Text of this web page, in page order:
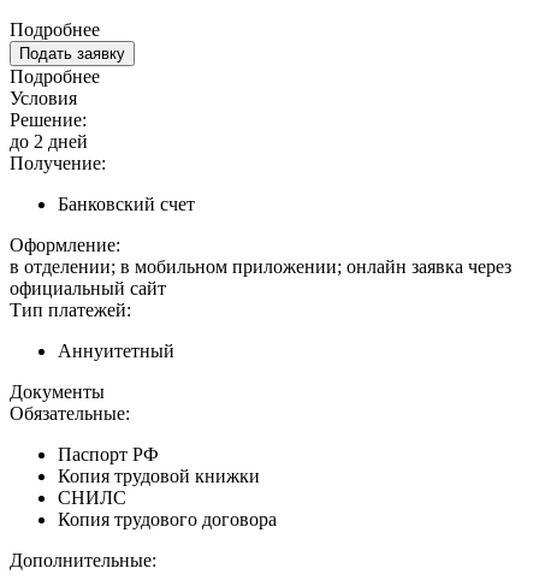
Подробнее
Подать заявку
Подробнее
Условия
Решение:
до 2 дней
Получение:
Банковский счет
Оформление:
в отделении; в мобильном приложении; онлайн заявка через
официальный сайт
Тип платежей:
Аннуитетный
Документы
Обязательные:
Паспорт РФ
Копия трудовой книжки
СНИЛС
Копия трудового договора
Дополнительные: